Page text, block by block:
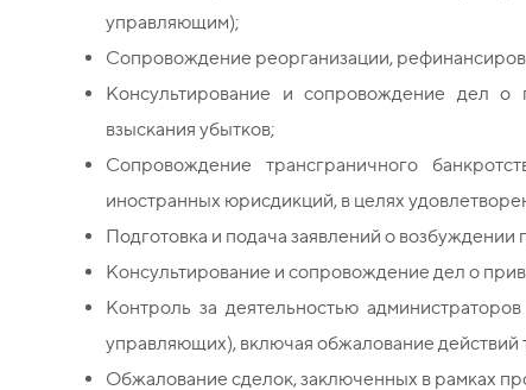
управляющим);
Сопровождение реорганизации,
Консультирование и сопровождение дел о
взыскания убытков;
Сопровождение трансграничного
иностранных юрисдикций, в целях
Подготовка и подача заявлений о возбуждении
Консультирование и сопровождение дел о
Контроль за деятельностью
управляющих), включая обжалование действий
Обжалование сделок, заключенных в рамках